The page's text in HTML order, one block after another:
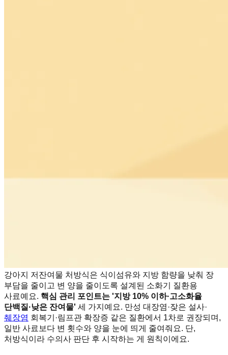
강아지 저잔여물 처방식은 식이섬유와 지방 함량을 낮춰 장
부담을 줄이고 변 양을 줄이도록 설계된 소화기 질환용
사료예요. 핵심 관리 포인트는 '지방 10% 이하·고소화율
단백질·낮은 잔여물' 세 가지예요. 만성 대장염·잦은 설사·
췌장염 회복기·림프관 확장증 같은 질환에서 1차로 권장되며,
일반 사료보다 변 횟수와 양을 눈에 띄게 줄여줘요. 단,
처방식이라 수의사 판단 후 시작하는 게 원칙이에요.